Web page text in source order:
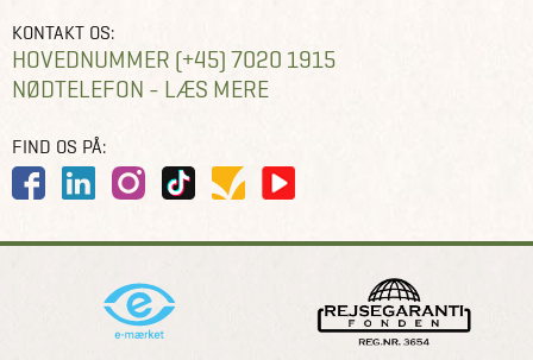
KONTAKT OS:
HOVEDNUMMER (+45) 7020 1915
NØDTELEFON - LÆS MERE
FIND OS PÅ: